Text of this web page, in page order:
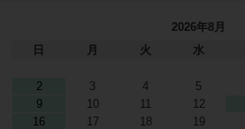
2026年8月
日
月 火 水
2
3 4 5
9
10 11 12
16
17 18 19